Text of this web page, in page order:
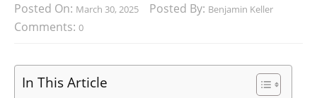
Posted On: March 30, 2025 Posted By: Benjamin Keller
Comments: 0
In This Article